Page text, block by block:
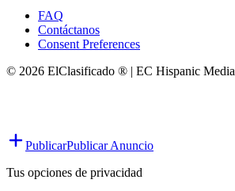
FAQ
Contáctanos
Consent Preferences
© 2026 ElClasificado ® | EC Hispanic Media
PublicarPublicar Anuncio
Tus opciones de privacidad